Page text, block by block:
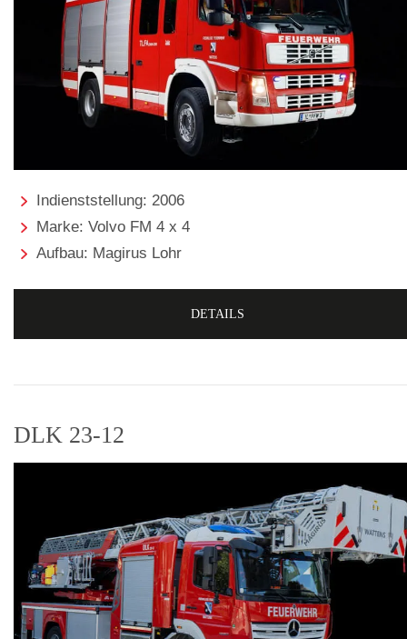
Indienststellung: 2006
Marke: Volvo FM 4 x 4
Aufbau: Magirus Lohr
DETAILS
DLK 23-12